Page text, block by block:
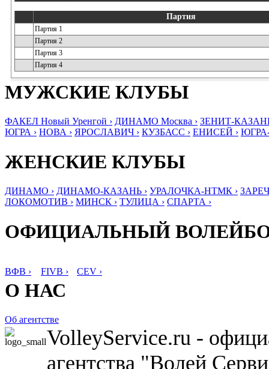
Партия
Партия 1
Партия 2
Партия 3
Партия 4
МУЖСКИЕ КЛУБЫ
ФАКЕЛ Новый Уренгой › ДИНАМО Москва › ЗЕНИТ-
ЮГРА › НОВА › ЯРОСЛАВИЧ › КУЗБАСС › ЕНИСЕЙ ›
ЖЕНСКИЕ КЛУБЫ
ДИНАМО › ДИНАМО-КАЗАНЬ › УРАЛОЧКА-НТМК ›
ЛОКОМОТИВ › МИНСК › ТУЛИЦА › СПАРТА ›
ОФИЦИАЛЬНЫЙ
ВФВ › FIVB › CEV ›
О НАС
Об агентстве
VolleyService.ru -
агентства "Волей